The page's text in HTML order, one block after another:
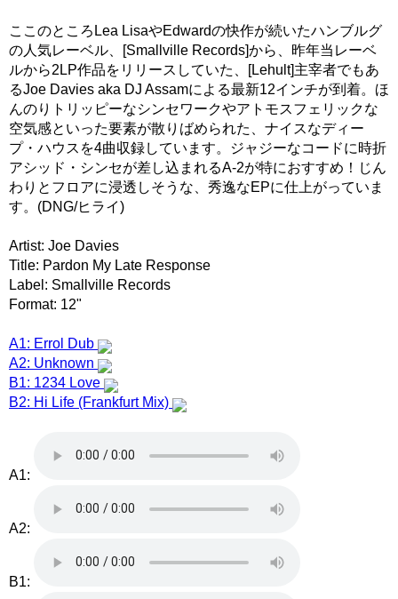
ここのところLea LisaやEdwardの快作が続いたハンブルグ
の人気レーベル、[Smallville Records]から、昨年当レーベ
ルから2LP作品をリリースしていた、[Lehult]主宰者でもあ
るJoe Davies aka DJ Assamによる最新12インチが到着。ほ
んのりトリッピーなシンセワークやアトモスフェリックな
空気感といった要素が散りばめられた、ナイスなディー
プ・ハウスを4曲収録しています。ジャジーなコードに時折
アシッド・シンセが差し込まれるA-2が特におすすめ！じん
わりとフロアに浸透しそうな、秀逸なEPに仕上がっていま
す。(DNG/ヒライ)
Artist: Joe Davies
Title: Pardon My Late Response
Label: Smallville Records
Format: 12"
A1: Errol Dub
A2: Unknown
B1: 1234 Love
B2: Hi Life (Frankfurt Mix)
A1:
A2:
B1: